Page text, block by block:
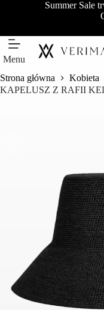
Summer Sale
Menu
Strona główna Kobieta
KAPELUSZ Z RAFII